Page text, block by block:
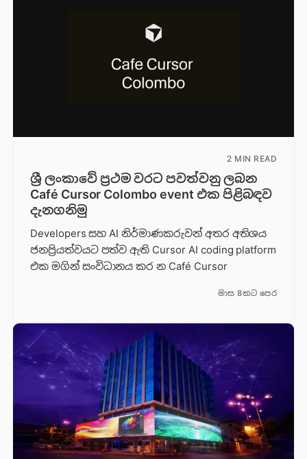
2 MIN READ
ශ්‍රී ලංකාවේ ප්‍රථම වරට පවත්වනු ලබන
Café Cursor Colombo event එක පිළිබඳව
දැනගනිමු
Developers සහ AI නිර්මාණකරුවන් අතර අතිශය
ජනප්‍රියත්වයට පත්ව ඇති Cursor AI coding platform
එක මගින් සංවිධානය කර න Café Cursor
මාස 8කට පෙර